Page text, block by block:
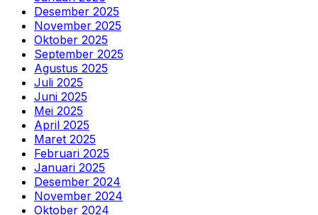
Desember 2025
November 2025
Oktober 2025
September 2025
Agustus 2025
Juli 2025
Juni 2025
Mei 2025
April 2025
Maret 2025
Februari 2025
Januari 2025
Desember 2024
November 2024
Oktober 2024